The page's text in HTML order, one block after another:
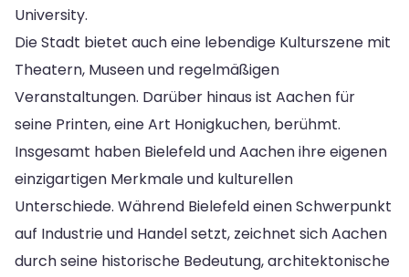
University.
Die Stadt bietet auch eine lebendige Kulturszene mit
Theatern, Museen und regelmäßigen
Veranstaltungen. Darüber hinaus ist Aachen für
seine Printen, eine Art Honigkuchen, berühmt.
Insgesamt haben Bielefeld und Aachen ihre eigenen
einzigartigen Merkmale und kulturellen
Unterschiede. Während Bielefeld einen Schwerpunkt
auf Industrie und Handel setzt, zeichnet sich Aachen
durch seine historische Bedeutung, architektonische